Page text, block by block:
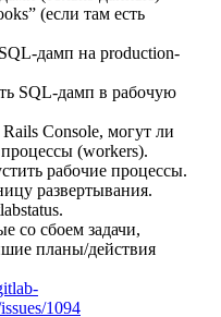
(если там есть
дамп на production-
SQL-дамп в рабочую
Console, могут ли
(workers).
рабочие процессы.
развертывания.
со сбоем задачи,
планы/действия
1094